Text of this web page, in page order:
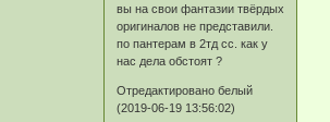
вы на свои фантазии твёрдых
оригиналов не представили.
по пантерам в 2тд сс. как у
нас дела обстоят ?
Отредактировано белый
(2019-06-19 13:56:02)